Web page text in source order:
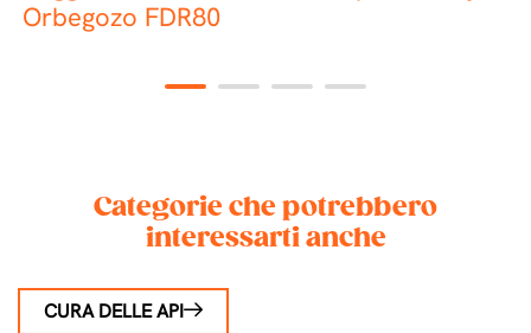
Orbegozo FDR80
1 2 3 4
Categorie che potrebbero
interessarti anche
CURA DELLE API